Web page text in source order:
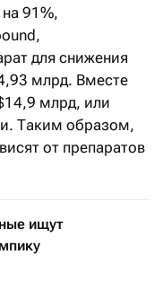
91%,
для снижения
млрд. Вместе
млрд, или
Таким образом,
от препаратов
ищут